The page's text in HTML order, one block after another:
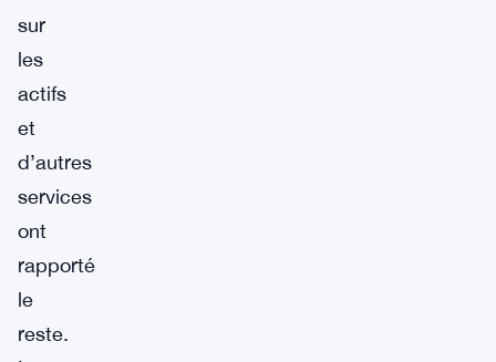
sur
les
actifs
et
d’autres
services
ont
rapporté
le
reste.